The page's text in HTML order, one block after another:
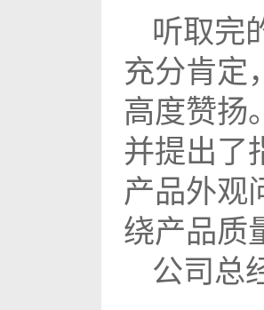
听取完
充分肯定
高度赞扬
并提出了
产品外观
绕产品质
公司总